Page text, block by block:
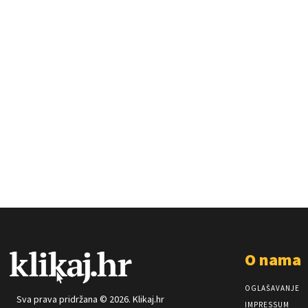
Sva prava pridržana © 2026. Klikaj.hr
O nama
OGLAŠAVANJE
IMPRESSUM